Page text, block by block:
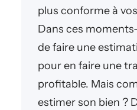
plus conforme à
Dans ces
de faire une
pour en faire une
profitable. Mais
estimer son bien ?